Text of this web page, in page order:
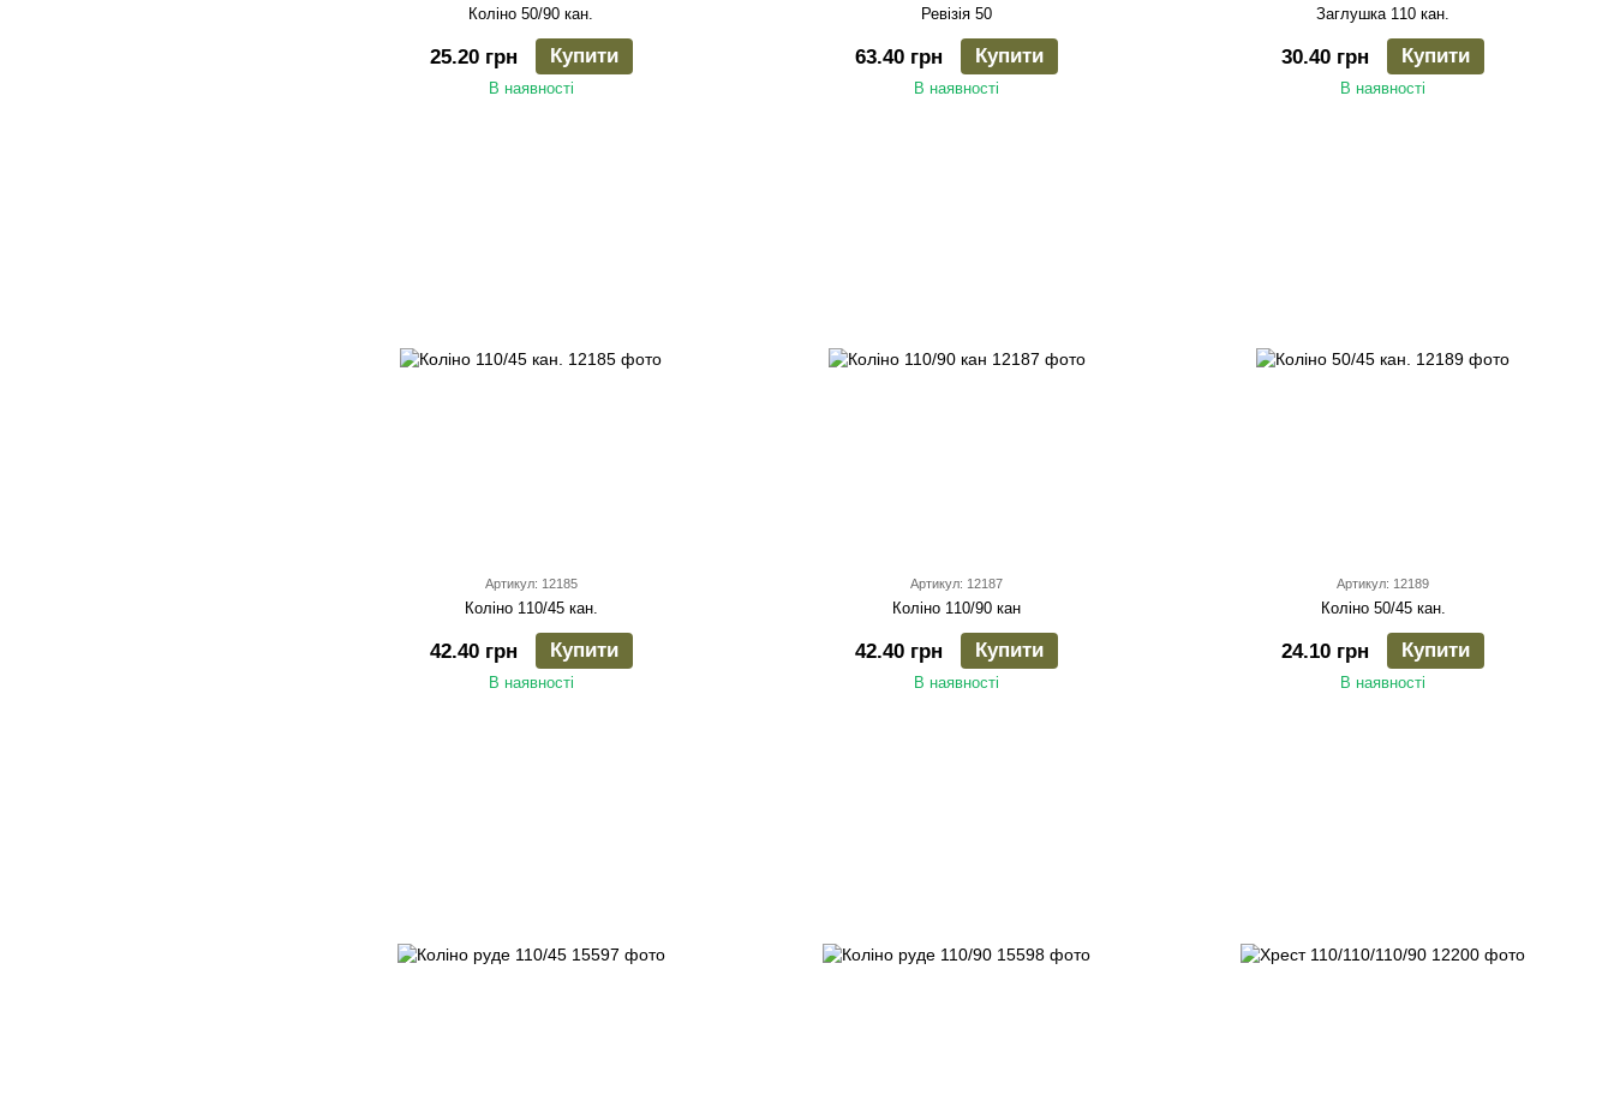
Коліно 50/90 кан.
25.20 грн Купити
В наявності
Ревізія 50
63.40 грн Купити
В наявності
Заглушка 110 кан.
30.40 грн Купити
В наявності
Артикул: 12185
Коліно 110/45 кан.
42.40 грн Купити
В наявності
Артикул: 12187
Коліно 110/90 кан
42.40 грн Купити
В наявності
Артикул: 12189
Коліно 50/45 кан.
24.10 грн Купити
В наявності